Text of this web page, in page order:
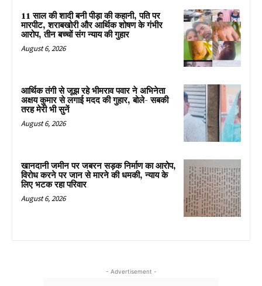
11 साल की शादी बनी पीड़ा की कहानी, पति पर
मारपीट, शराबखोरी और आर्थिक शोषण के गंभीर
आरोप, तीन बच्चों संग न्याय की गुहार
August 6, 2026
आर्थिक तंगी से जूझ रहे भीमराव पवार ने अभिनेता
अक्षय कुमार से लगाई मदद की गुहार, बोले- सबकी
तरह मेरी भी सुनें
August 6, 2026
खानदानी जमीन पर जबरन सड़क निर्माण का आरोप,
विरोध करने पर जान से मारने की धमकी, न्याय के
लिए भटक रहा परिवार
August 6, 2026
- Advertisement -